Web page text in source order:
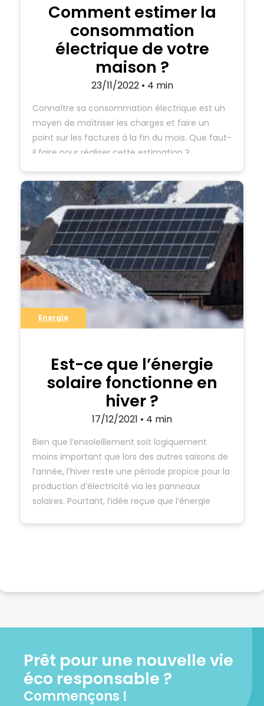
Comment estimer la
consommation
électrique de votre
maison ?
23/11/2022 • 4 min
Connaître sa consommation électrique est un
moyen de maîtriser les charges et faire un
point sur les factures à la fin du mois. Que faut-
il faire pour réaliser cette estimation ?
critères à considérer Quelques critères sont à
prendre en compte pour estimer correctement
sa consommation électrique : La…
Est-ce que l’énergie
solaire fonctionne en
hiver ?
Energie
17/12/2021 • 4 min
Bien que l’ensoleillement soit logiquement
moins important que lors des autres saisons de
l’année, l’hiver reste une période propice pour la
production d’électricité via les panneaux
solaires. Pourtant, l’idée reçue que l’énergie
Prêt pour une nouvelle vie
éco responsable ?
Commençons !